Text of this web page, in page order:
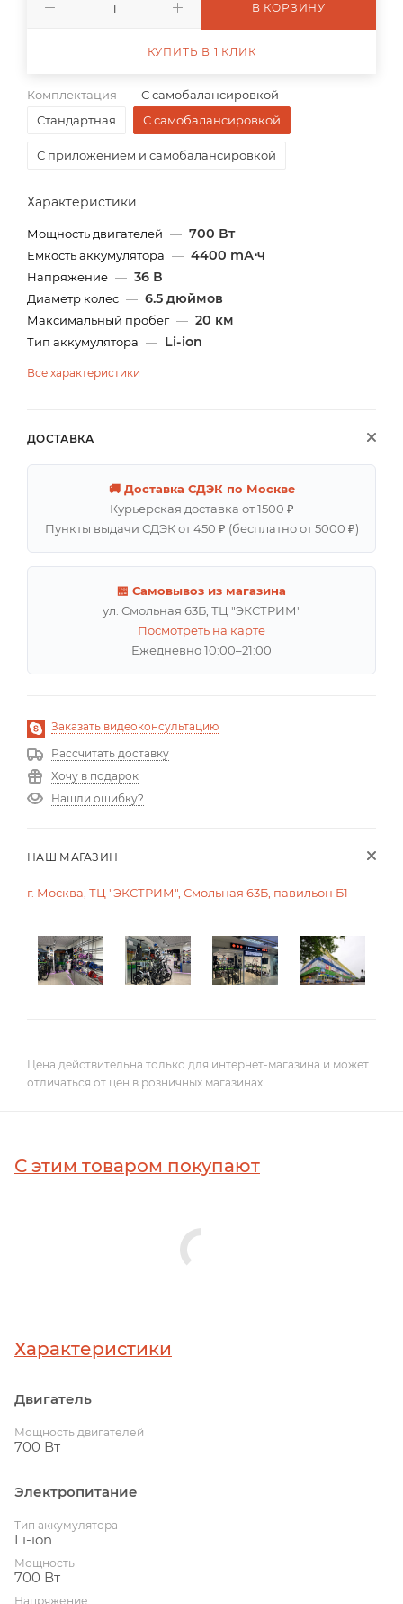
Комплектация — С самобалансировкой
Стандартная
С самобалансировкой
С приложением и самобалансировкой
Характеристики
Мощность двигателей — 700 Вт
Емкость аккумулятора — 4400 mА⋅ч
Напряжение — 36 В
Диаметр колес — 6.5 дюймов
Максимальный пробег — 20 км
Тип аккумулятора — Li-ion
Все характеристики
ДОСТАВКА
🚚 Доставка СДЭК по Москве
Курьерская доставка от 1500 ₽
Пункты выдачи СДЭК от 450 ₽ (бесплатно от 5000 ₽)
🏪 Самовывоз из магазина
ул. Смольная 63Б, ТЦ "ЭКСТРИМ"
Посмотреть на карте
Ежедневно 10:00–21:00
Заказать видеоконсультацию
Рассчитать доставку
Хочу в подарок
Нашли ошибку?
НАШ МАГАЗИН
г. Москва, ТЦ "ЭКСТРИМ", Смольная 63Б, павильон Б1
В КОРЗИНУ
КУПИТЬ В 1 КЛИК
Цена действительна только для интернет-магазина и может
отличаться от цен в розничных магазинах
С этим товаром покупают
Характеристики
Двигатель
Мощность двигателей
700 Вт
Электропитание
Тип аккумулятора
Li-ion
Мощность
700 Вт
Напряжение